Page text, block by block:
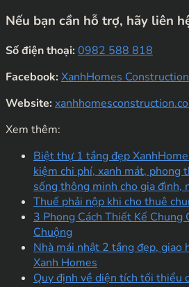
Nếu bạn cần hỗ trợ, hãy liên
Số điện thoại:0982 588 818
Facebook:XanhHomes Construction
Website:
Xem thêm:
Biệt thự 1 tầng đẹp
kiệm chi phí, xanh mát, phong
sống thông minh cho gia đình,
Thuế phải nộp khi cho thuê
3 Phong Cách Thiết Kế
Chuộng
Nhà mái nhật 2 tầng đẹp, giao
Xanh Homes
Quy định về diện tích tối thiểu